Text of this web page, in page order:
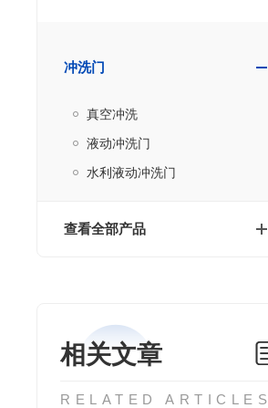
冲洗门
真空冲洗
液动冲洗门
水利液动冲洗门
查看全部产品
相关文章
RELATED ARTICLES